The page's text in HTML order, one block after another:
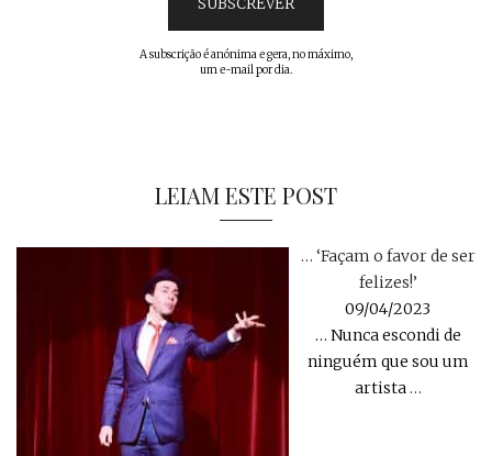
A subscrição é anónima e gera, no máximo,
um e-mail por dia.
LEIAM ESTE POST
… ‘Façam o favor de ser
felizes!’
09/04/2023
… Nunca escondi de
ninguém que sou um
artista…